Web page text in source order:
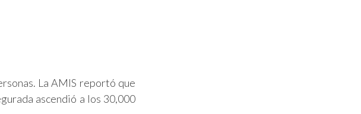
La AMIS reportó que
ascendió a los 30,000